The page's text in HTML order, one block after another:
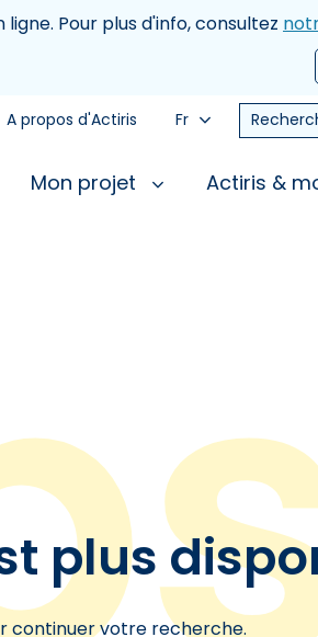
Pour plus d'info, consultez
A propos d'Actiris Fr
Mon projet Actiris &
plus
continuer votre recherche.